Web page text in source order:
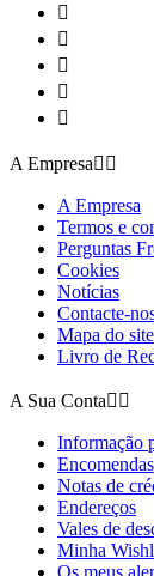





A Empresa 
A Empresa
Termos e
Perguntas
Cookies
Notícias
Contacte-
Mapa do site
Livro de
A Sua Conta 
Informação
Encomendas
Notas de
Endereços
Vales de
Minha
Os meus